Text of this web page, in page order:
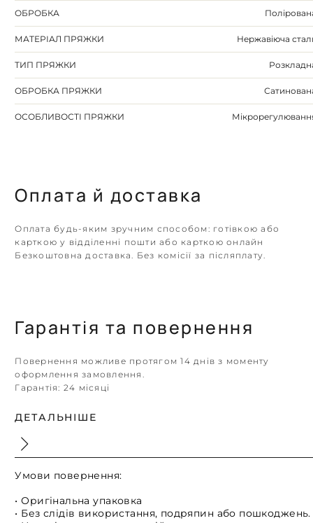
ОБРОБКА
МАТЕРІАЛ ПРЯЖКИ Нержавіюча
ТИП ПРЯЖКИ
ОБРОБКА ПРЯЖКИ
ОСОБЛИВОСТІ ПРЯЖКИ
Оплата й доставка
Оплата будь-яким зручним способом: готівкою або
карткою у відділенні пошти або карткою онлайн
Безкоштовна доставка. Без комісії за післяплату.
Гарантія та повернення
Повернення можливе протягом 14 днів з моменту
оформлення замовлення.
Гарантія: 24 місяці
ДЕТАЛЬНІШЕ
Умови повернення:
• Оригінальна упаковка
• Без слідів використання, подряпин або пошкоджень.